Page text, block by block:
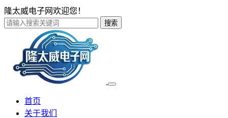
隆太威电子网欢迎您！
搜索
首页
关于我们